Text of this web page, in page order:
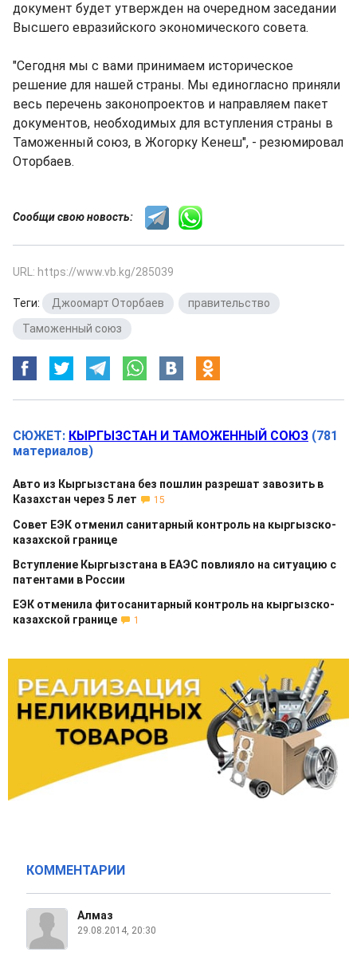
документ будет утвержден на очередном заседании
Высшего евразийского экономического совета.
"Сегодня мы с вами принимаем историческое
решение для нашей страны. Мы единогласно приняли
весь перечень законопроектов и направляем пакет
документов, необходимых для вступления страны в
Таможенный союз, в Жогорку Кенеш", - резюмировал
Оторбаев.
Сообщи свою новость:
URL: https://www.vb.kg/285039
Теги: Джоомарт Оторбаев правительство
Таможенный союз
СЮЖЕТ: КЫРГЫЗСТАН И ТАМОЖЕННЫЙ СОЮЗ (781
материалов)
Авто из Кыргызстана без пошлин разрешат завозить в
Казахстан через 5 лет
15
Совет ЕЭК отменил санитарный контроль на кыргызско-
казахской границе
Вступление Кыргызстана в ЕАЭС повлияло на ситуацию с
патентами в России
ЕЭК отменила фитосанитарный контроль на кыргызско-
казахской границе
1
КОММЕНТАРИИ
Алмаз
29.08.2014, 20:30